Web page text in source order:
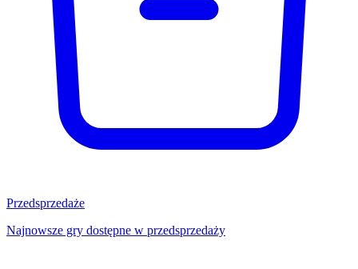
Przedsprzedaże
Najnowsze gry dostępne w przedsprzedaży